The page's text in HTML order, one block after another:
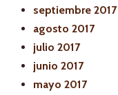
septiembre 2017
agosto 2017
julio 2017
junio 2017
mayo 2017